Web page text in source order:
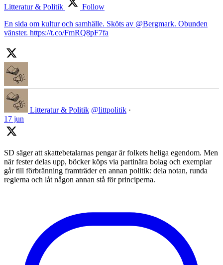
Litteratur & Politik
Follow
En sida om kultur och samhälle. Sköts av @Bergmark. Obunden
vänster. https://t.co/FmRQ8pF7fa
Litteratur & Politik @littpolitik ·
17 jun
SD säger att skattebetalarnas pengar är folkets heliga egendom. Men
när fester delas upp, böcker köps via partinära bolag och exemplar
går till förbränning framträder en annan politik: dela notan, runda
reglerna och låt någon annan stå för principerna.